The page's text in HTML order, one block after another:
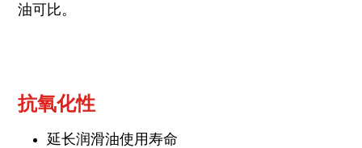
油可比。
抗氧化性
延长润滑油使用寿命